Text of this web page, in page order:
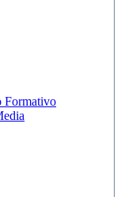
Formativo